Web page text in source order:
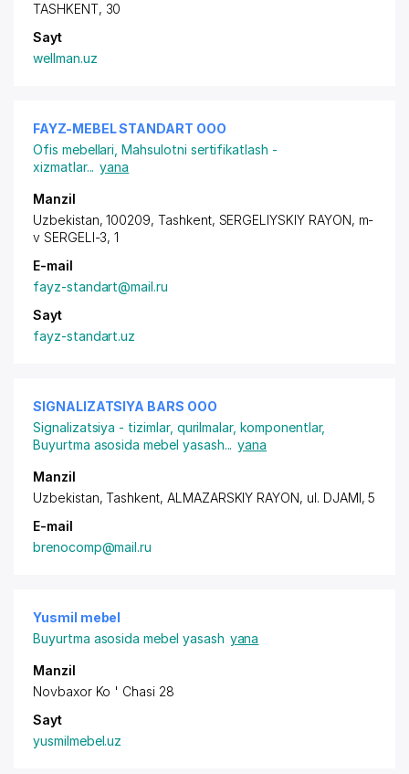
TASHKENT, 30
Sayt
wellman.uz
FAYZ-MEBEL STANDART ООО
Ofis mebellari ,Mahsulotni sertifikatlash -
xizmatlar... yana
Manzil
Uzbekistan, 100209, Tashkent, SERGELIYSKIY RAYON, m-
v SERGELI-3, 1
E-mail
fayz-standart@mail.ru
Sayt
fayz-standart.uz
SIGNALIZATSIYA BARS ООО
Signalizatsiya - tizimlar, qurilmalar, komponentlar,
Buyurtma asosida mebel yasash... yana
Manzil
Uzbekistan, Tashkent, ALMAZARSKIY RAYON, ul. DJAMI, 5
E-mail
brenocomp@mail.ru
Yusmil mebel
Buyurtma asosida mebel yasash yana
Manzil
Novbaxor Ko ' Chasi 28
Sayt
yusmilmebel.uz